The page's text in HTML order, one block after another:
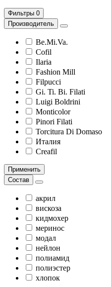
Фильтры 0
Производитель
Be.Mi.Va.
Cofil
Ilaria
Fashion Mill
Filpucci
Gi. Ti. Bi. Filati
Luigi Boldrini
Monticolor
Pinori Filati
Torcitura Di Domaso
Италия
Creafil
Применить
Состав
акрил
вискоза
кидмохер
меринос
модал
нейлон
полиамид
полиэстер
хлопок